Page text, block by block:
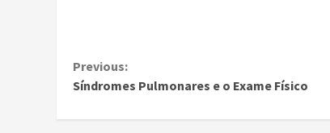
Continue
Previous:
Síndromes Pulmonares e o Exame Físico